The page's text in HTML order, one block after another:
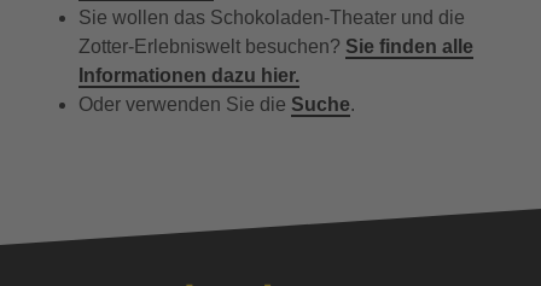
Sie wollen das Schokoladen-Theater und die
Zotter-Erlebniswelt besuchen? Sie finden alle
Informationen dazu hier.
Oder verwenden Sie die Suche.